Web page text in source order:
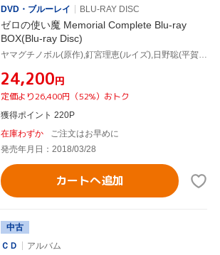
DVD・ブルーレイ
BLU-RAY DISC
ゼロの使い魔 Memorial Complete Blu-ray
BOX(Blu-ray Disc)
ヤマグチノボル(原作),釘宮理恵(ルイズ),日野聡(平賀才人),堀江由衣(シエスタ),藤井昌宏(キャラクターデザイン、総作画監督),光宗信吉(音楽)
¥24,200円
定価より26,400円（52%）おトク
獲得ポイント 220P
在庫わずか
ご注文はお早めに
発売年月日：2018/03/28
カートへ追加
中古
ＣＤ
アルバム